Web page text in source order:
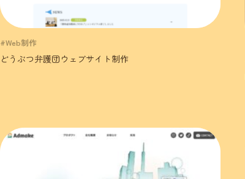
#Web制作
どうぶつ弁護団ウェブサイト制作